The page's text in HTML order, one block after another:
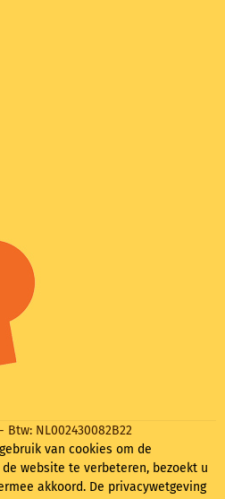
Btw: NL002430082B22
van cookies om de
website te verbeteren, bezoekt u
akkoord. De privacywetgeving